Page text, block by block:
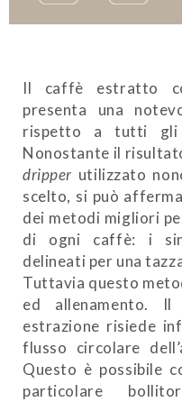
Il caffè estratto
presenta una
rispetto a tutti
Nonostante il
dripper utilizzato
scelto, si può
dei metodi migliori
di ogni caffè: i
delineati per una
Tuttavia questo
ed allenamento.
estrazione risiede
flusso circolare
Questo è possibile
particolare